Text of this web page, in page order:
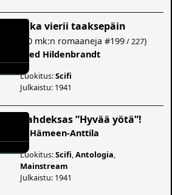
Aika vierii taaksepäin
10 mk:n romaaneja #199/ 227)
Fred Hildenbrandt
Luokitus:Scifi
Julkaistu: 1941
Kahdeksas ”Hyvää yötä”!
V. Hämeen-Anttila
Luokitus:Scifi ,Antologia
Mainstream
Julkaistu: 1941